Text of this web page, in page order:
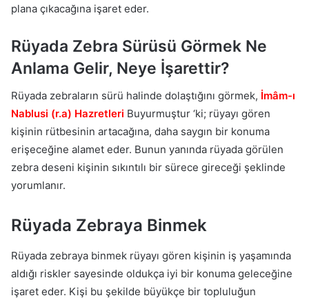
plana çıkacağına işaret eder.
Rüyada Zebra Sürüsü Görmek Ne
Anlama Gelir, Neye İşarettir?
Rüyada zebraların sürü halinde dolaştığını görmek, İmâm-ı
Nablusi (r.a) Hazretleri Buyurmuştur ‘ki; rüyayı gören
kişinin rütbesinin artacağına, daha saygın bir konuma
erişeceğine alamet eder. Bunun yanında rüyada görülen
zebra deseni kişinin sıkıntılı bir sürece gireceği şeklinde
yorumlanır.
Rüyada Zebraya Binmek
Rüyada zebraya binmek rüyayı gören kişinin iş yaşamında
aldığı riskler sayesinde oldukça iyi bir konuma geleceğine
işaret eder. Kişi bu şekilde büyükçe bir topluluğun